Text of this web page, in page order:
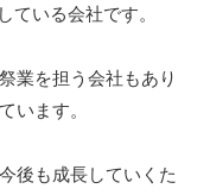
ている会社です。
業を担う会社もあり
います。
後も成長していくた